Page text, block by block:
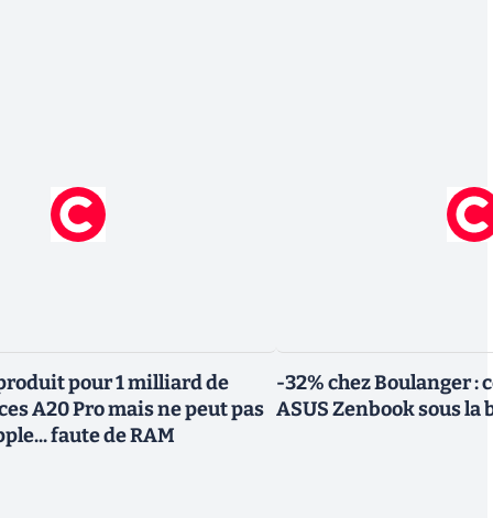
pour 1 milliard de
A20 Pro mais ne peut pas
faute de RAM
-32% chez Boulanger :
ASUS Zenbook sous la